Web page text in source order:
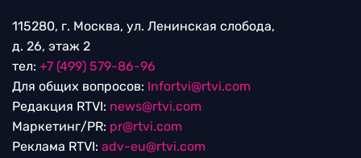
115280, г. Москва, ул. Ленинская слобода,
д. 26, этаж 2
тел: +7 (499) 579-86-96
Для общих вопросов: Infortvi@rtvi.com
Редакция RTVI: news@rtvi.com
Маркетинг/PR: pr@rtvi.com
Реклама RTVI: adv-eu@rtvi.com